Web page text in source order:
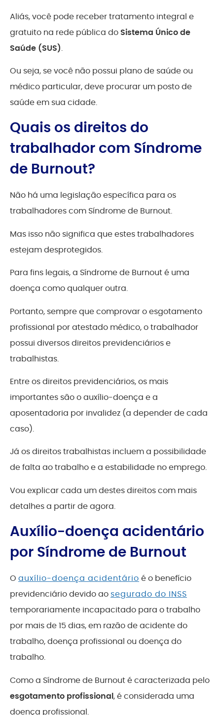
Aliás, você pode receber tratamento integral e
gratuito na rede pública do Sistema Único de
Saúde (SUS).
Ou seja, se você não possui plano de saúde ou
médico particular, deve procurar um posto de
saúde em sua cidade.
Quais os direitos do
trabalhador com Síndrome
de Burnout?
Não há uma legislação específica para os
trabalhadores com Síndrome de Burnout.
Mas isso não significa que estes trabalhadores
estejam desprotegidos.
Para fins legais, a Síndrome de Burnout é uma
doença como qualquer outra.
Portanto, sempre que comprovar o esgotamento
profissional por atestado médico, o trabalhador
possui diversos direitos previdenciários e
trabalhistas.
Entre os direitos previdenciários, os mais
importantes são o auxílio-doença e a
aposentadoria por invalidez (a depender de cada
caso).
Já os direitos trabalhistas incluem a possibilidade
de falta ao trabalho e a estabilidade no emprego.
Vou explicar cada um destes direitos com mais
detalhes a partir de agora.
Auxílio-doença acidentário
por Síndrome de Burnout
O auxílio-doença acidentário é o benefício
previdenciário devido ao segurado do INSS
temporariamente incapacitado para o trabalho
por mais de 15 dias, em razão de acidente do
trabalho, doença profissional ou doença do
trabalho.
Como a Síndrome de Burnout é caracterizada pelo
esgotamento profissional, é considerada uma
doença profissional.